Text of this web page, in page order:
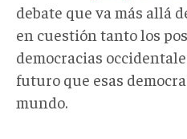
debate que va más allá
en cuestión tanto los
democracias
futuro que esas
mundo.